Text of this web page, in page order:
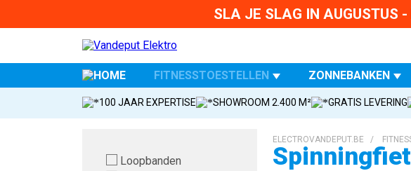
SLA JE SLAG IN AUGUSTUS
FITNESSTOESTELLEN ZONNEBANKEN
100 JAAR EXPERTISE SHOWROOM 2.400 M² GRATIS LEVERING
Loopbanden
ELECTROVANDEPUT.BE /